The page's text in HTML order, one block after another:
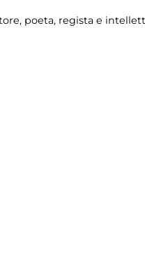
poeta, regista e